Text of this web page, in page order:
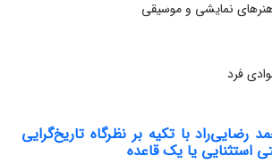
فرد
رضایی‌راد با تکیه بر نظرگاه تاریخ‌گرایی
استثنایی یا یک قاعده